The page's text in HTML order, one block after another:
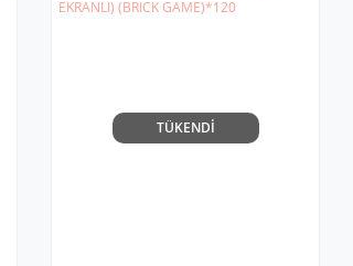
TÜKENDİ